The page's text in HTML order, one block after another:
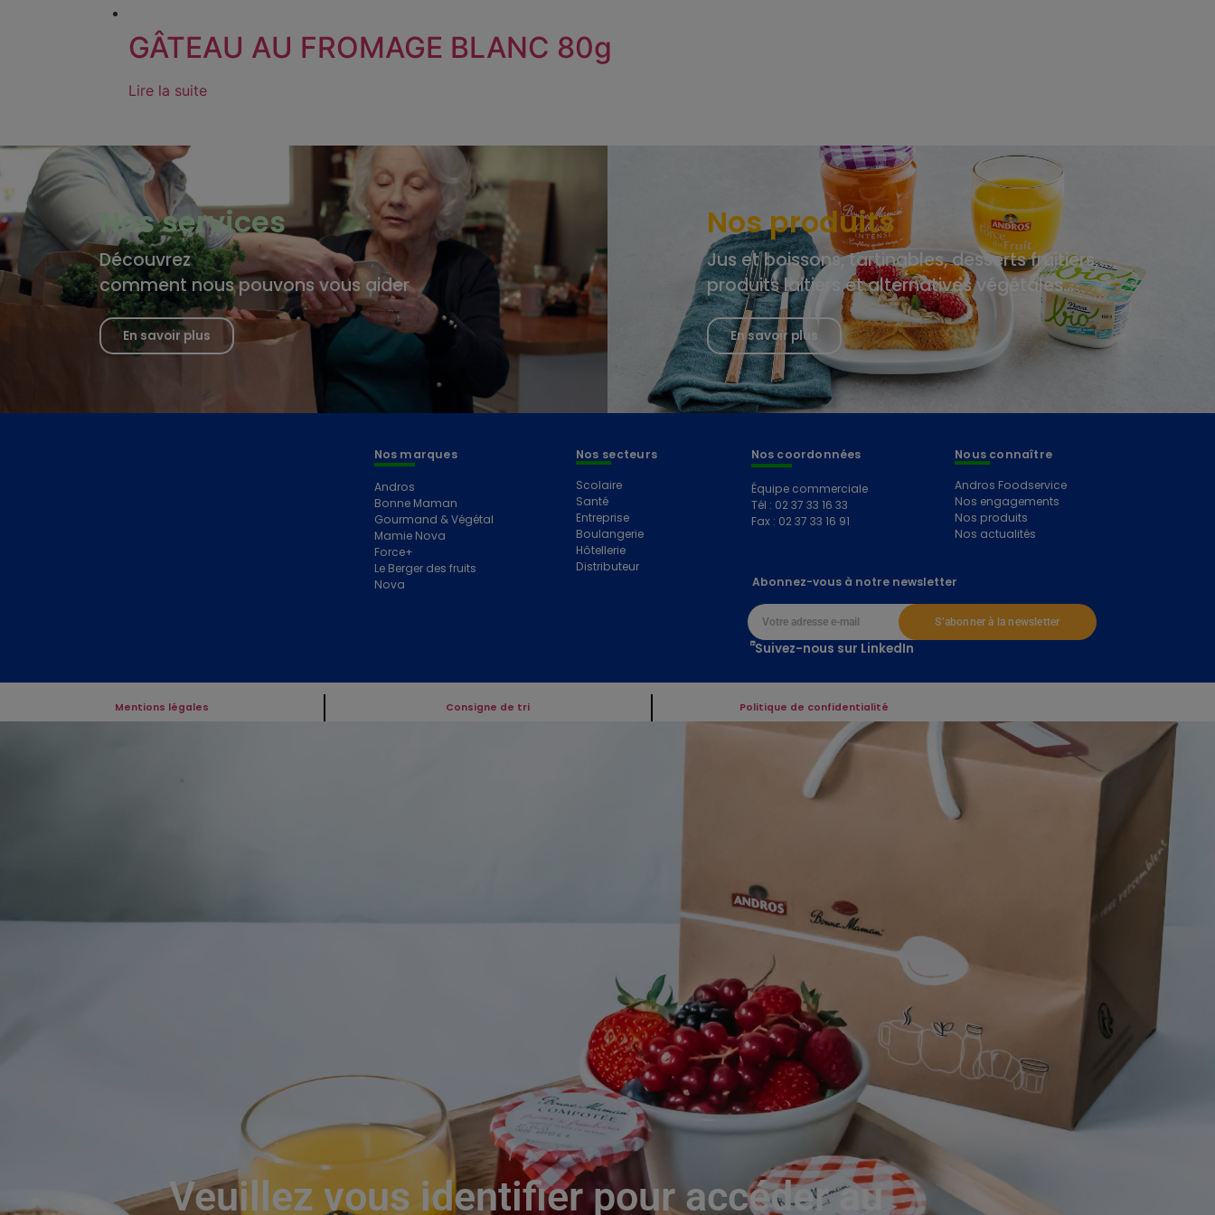
GÂTEAU AU FROMAGE BLANC 80g
Lire la suite
Nos services
Découvrez
comment nous pouvons vous aider
En savoir plus
Nos produits
Jus et boissons, tartinables, desserts fruitiers,
produits laitiers et alternatives végétales…
En savoir plus
Nos marques
Andros
Bonne Maman
Gourmand & Végétal
Mamie Nova
Force+
Le Berger des fruits
Nova
Nos secteurs
Scolaire
Santé
Entreprise
Boulangerie
Hôtellerie
Distributeur
Nos coordonnées
Équipe commerciale
Tél : 02 37 33 16 33
Fax : 02 37 33 16 91
Nous connaître
Andros Foodservice
Nos engagements
Nos produits
Nos actualités
Abonnez-vous à notre newsletter
S’abonner à la newsletter
Suivez-nous sur LinkedIn
Mentions légales Consigne de tri Politique de confidentialité
Veuillez vous identifier pour accéder au